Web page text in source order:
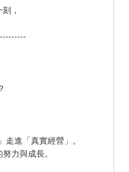
，
進「真實經營」。
力與成長。